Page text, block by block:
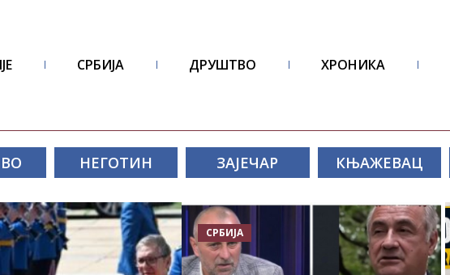
СРБИЈА ДРУШТВО ХРОНИКА
НЕГОТИН ЗАЈЕЧАР КЊАЖЕВАЦ
СРБИЈА